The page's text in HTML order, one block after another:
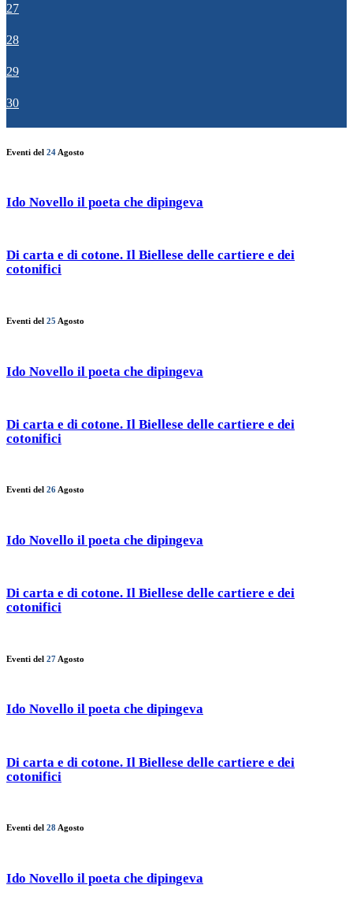
27
28
29
30
Eventi del 24 Agosto
Ido Novello il poeta che dipingeva
Di carta e di cotone. Il Biellese delle cartiere e dei
cotonifici
Eventi del 25 Agosto
Ido Novello il poeta che dipingeva
Di carta e di cotone. Il Biellese delle cartiere e dei
cotonifici
Eventi del 26 Agosto
Ido Novello il poeta che dipingeva
Di carta e di cotone. Il Biellese delle cartiere e dei
cotonifici
Eventi del 27 Agosto
Ido Novello il poeta che dipingeva
Di carta e di cotone. Il Biellese delle cartiere e dei
cotonifici
Eventi del 28 Agosto
Ido Novello il poeta che dipingeva